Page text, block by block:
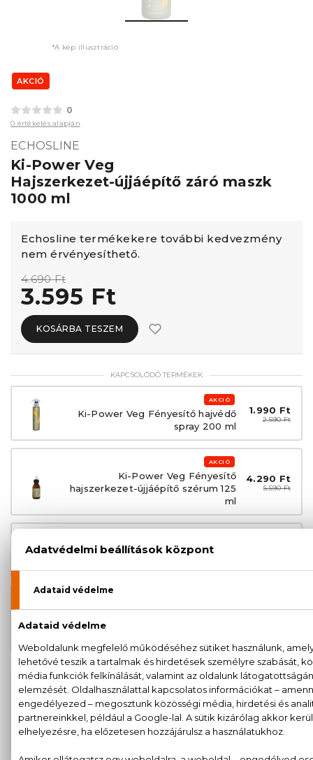
*A kép illusztráció
AKCIÓ
0
0 értékelés alapján
ECHOSLINE
Ki-Power Veg
Hajszerkezet-újjáépítő záró maszk
1000 ml
Echosline termékekere további kedvezmény
nem érvényesíthető.
4.690 Ft
3.595 Ft
KOSÁRBA TESZEM
KAPCSOLÓDÓ TERMÉKEK
AKCIÓ
Ki-Power Veg Fényesítő hajvédő
spray 200 ml
1.990 Ft
2.590 Ft
AKCIÓ
Ki-Power Veg Fényesítő
hajszerkezet-újjáépítő szérum 125
ml
4.290 Ft
5.590 Ft
Ki-Power Veg Hajszerkezet-
Ki-Power Veg Hajszerkezet-
újjáépítő előkészítő sampon 1000
100% eredeti termékek,14 napos visszaküldési
garanciával
Kérdésed van, elakadtál? Hívd ügyfélszolgálatunkat:+36
20 779 1924